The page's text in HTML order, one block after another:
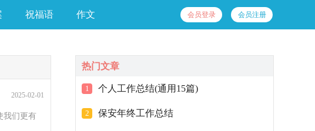
祝福语 作文 会员登录 会员注册
2025-02-01
我们更有
热门文章
1 个人工作总结(通用15篇)
2 保安年终工作总结